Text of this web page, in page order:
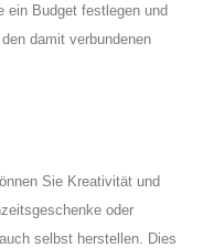
ein Budget festlegen und
damit verbundenen
Sie Kreativität und
oder
selbst herstellen. Dies